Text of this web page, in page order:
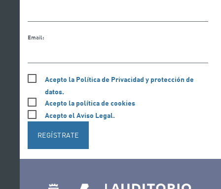
Email:
Acepto la Política de Privacidad y protección de
datos.
Acepto la política de cookies
Acepto el Aviso Legal.
REGÍSTRATE